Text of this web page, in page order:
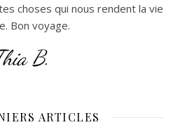
choses qui nous rendent la vie
Bon voyage.
B.
ARTICLES